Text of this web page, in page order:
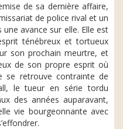
de sa dernière affaire,
de police rival et un
avance sur elle. Elle est
ténébreux et tortueux
son prochain meurtre, et
de son propre esprit où
se retrouve contrainte de
le tueur en série tordu
des années auparavant,
vie bourgeonnante avec